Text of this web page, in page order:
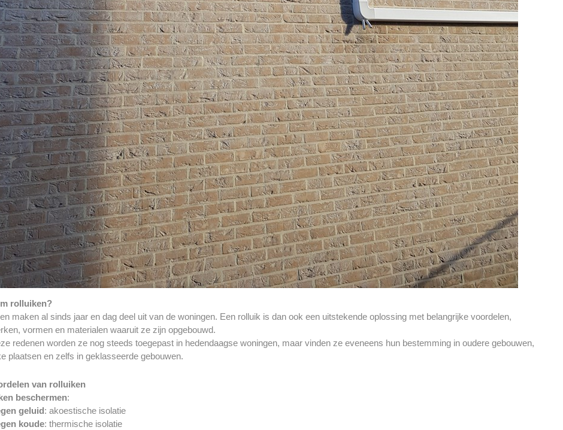
rolluiken?
maken al sinds jaar en dag deel uit van de woningen. Een rolluik is dan ook een uitstekende oplossing met belangrijke voordelen,
vormen en materialen waaruit ze zijn opgebouwd.
redenen worden ze nog steeds toegepast in hedendaagse woningen, maar vinden ze eveneens hun bestemming in oudere gebouwen,
plaatsen en zelfs in geklasseerde gebouwen.
van rolluiken
beschermen:
geluid: akoestische isolatie
koude: thermische isolatie